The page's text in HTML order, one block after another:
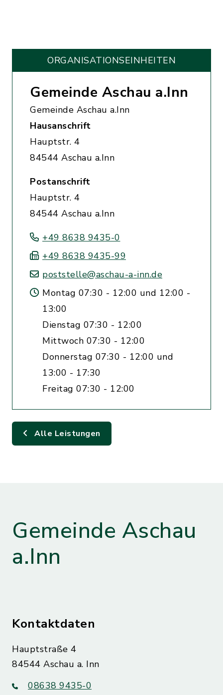
ORGANISATIONS­EINHEITEN
Gemeinde Aschau a.Inn
Gemeinde Aschau a.Inn
Hausanschrift
Hauptstr. 4
84544 Aschau a.Inn
Postanschrift
Hauptstr. 4
84544 Aschau a.Inn
+49 8638 9435-0
+49 8638 9435-99
poststelle@aschau-a-inn.de
Montag 07:30 - 12:00 und 12:00 -
13:00
Dienstag 07:30 - 12:00
Mittwoch 07:30 - 12:00
Donnerstag 07:30 - 12:00 und
13:00 - 17:30
Freitag 07:30 - 12:00
Alle Leistungen
Gemeinde Aschau
a.Inn
Kontaktdaten
Hauptstraße 4
84544 Aschau a. Inn
08638 9435-0